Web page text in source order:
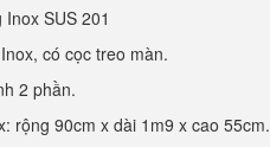
SUS 201
có cọc treo màn.
2 phần.
rộng 90cm x dài 1m9 x cao 55cm.